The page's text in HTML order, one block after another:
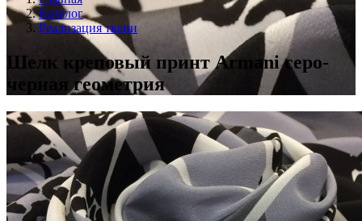
Каталог
Реализация ткани
Шелк креповый принт Armani серо-
черная геометрия